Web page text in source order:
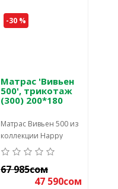
-30 %
Матрас 'Вивьен
500', трикотаж
(300) 200*180
Матрас Вивьен 500 из
коллекции Happy
Dream — это
надежная модель,
которая подойдет в
67 985сом
47 590сом